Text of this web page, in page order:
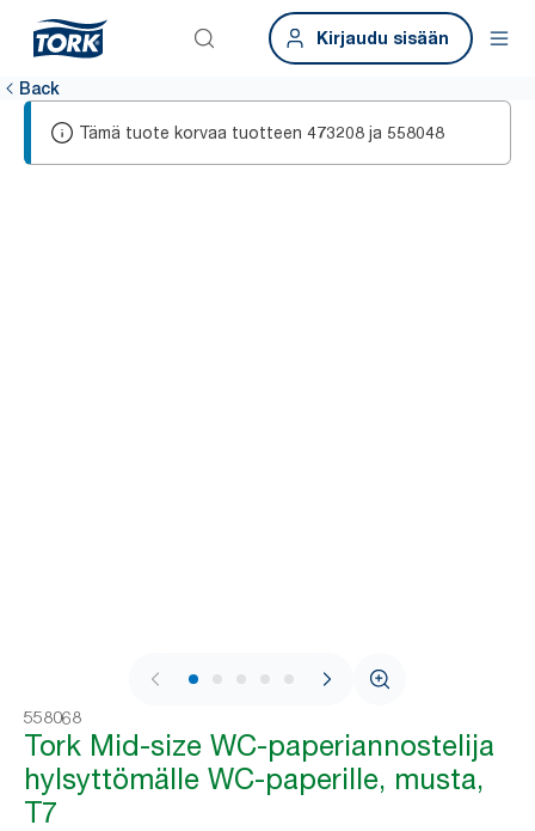
Kirjaudu sisään
Back
Tämä tuote korvaa tuotteen 473208 ja 558048
1 / 8
558068
Tork Mid-size WC-paperiannostelija
hylsyttömälle WC-paperille, musta,
T7